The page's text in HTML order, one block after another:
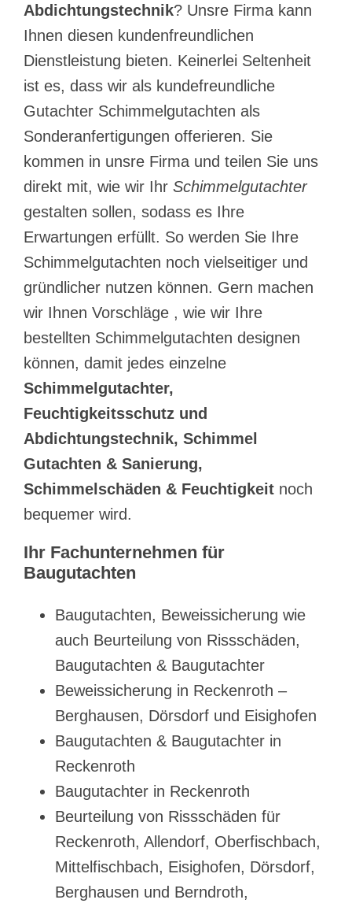
Abdichtungstechnik? Unsre Firma kann
Ihnen diesen kundenfreundlichen
Dienstleistung bieten. Keinerlei Seltenheit
ist es, dass wir als kundefreundliche
Gutachter Schimmelgutachten als
Sonderanfertigungen offerieren. Sie
kommen in unsre Firma und teilen Sie uns
direkt mit, wie wir Ihr Schimmelgutachter
gestalten sollen, sodass es Ihre
Erwartungen erfüllt. So werden Sie Ihre
Schimmelgutachten noch vielseitiger und
gründlicher nutzen können. Gern machen
wir Ihnen Vorschläge , wie wir Ihre
bestellten Schimmelgutachten designen
können, damit jedes einzelne
Schimmelgutachter,
Feuchtigkeitsschutz und
Abdichtungstechnik, Schimmel
Gutachten & Sanierung,
Schimmelschäden & Feuchtigkeit noch
bequemer wird.
Ihr Fachunternehmen für
Baugutachten
Baugutachten, Beweissicherung wie
auch Beurteilung von Rissschäden,
Baugutachten & Baugutachter
Beweissicherung in Reckenroth –
Berghausen, Dörsdorf und Eisighofen
Baugutachten & Baugutachter in
Reckenroth
Baugutachter in Reckenroth
Beurteilung von Rissschäden für
Reckenroth, Allendorf, Oberfischbach,
Mittelfischbach, Eisighofen, Dörsdorf,
Berghausen und Berndroth,